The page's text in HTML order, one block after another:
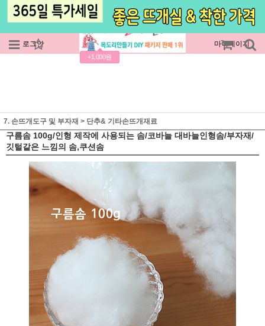
로그인 회원가입
+1,000원
주문조회 마이페이지
7. 손뜨개도구 및 부자재 > 단추& 기타손뜨개재료
구름솜 100g/인형 제작에 사용되는 솜/코바늘 대바늘인형솜/부자재/
깃털같은 느낌의 솜,쿠션솜